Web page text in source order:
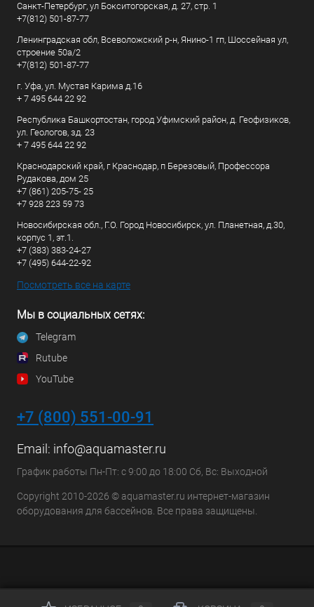
Санкт-Петербург, ул Бокситогорская, д. 27, стр. 1
+7(812) 501-87-77
Ленинградская обл, Всеволожский р-н, Янино-1 гп, Шоссейная ул,
строение 50а/2
+7(812) 501-87-77
г. Уфа, ул. Мустая Карима д.16
+ 7 495 644 22 92
Республика Башкортостан, город Уфимский район, д. Геофизиков,
ул. Геологов, зд. 23
+ 7 495 644 22 92
Краснодарский край, г Краснодар, п Березовый, Профессора
Рудакова, дом 25
+7 (861) 205-75- 25
+7 928 223 59 73
Новосибирская обл., Г.О. Город Новосибирск, ул. Планетная, д.30,
корпус 1, эт.1.
+7 (383) 383-24-27
+7 (495) 644-22-92
Посмотреть все на карте
Мы в социальных сетях:
Telegram
Rutube
YouTube
+7 (800) 551-00-91
Email: info@aquamaster.ru
График работы Пн-Пт: с 9:00 до 18:00 Сб, Вс: Выходной
Copyright 2010-2026 © aquamaster.ru интернет-магазин
оборудования для бассейнов. Все права защищены.